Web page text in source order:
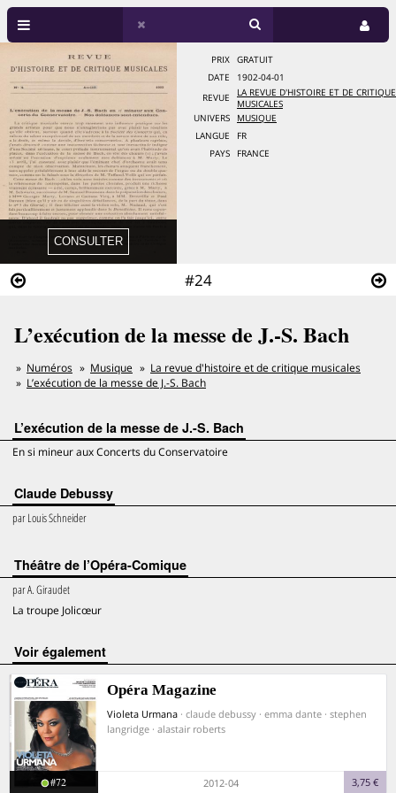
#24
PRIX
GRATUIT
DATE
1902-04-01
REVUE
LA REVUE D'HISTOIRE ET DE CRITIQUE
MUSICALES
UNIVERS
MUSIQUE
LANGUE
FR
PAYS
FRANCE
L’exécution de la messe de J.-S. Bach
Numéros Musique
La revue d'histoire et de critique musicales
L’exécution de la messe de J.-S. Bach
L’exécution de la messe de J.-S. Bach
En si mineur aux Concerts du Conservatoire
Claude Debussy
parLouis Schneider
Théâtre de l’Opéra-Comique
parA. Giraudet
La troupe Jolicœur
voir également
Opéra Magazine
Violeta Urmana · claude debussy · emma dante · stephen
langridge · alastair roberts
#72 2012-04 3,75 €